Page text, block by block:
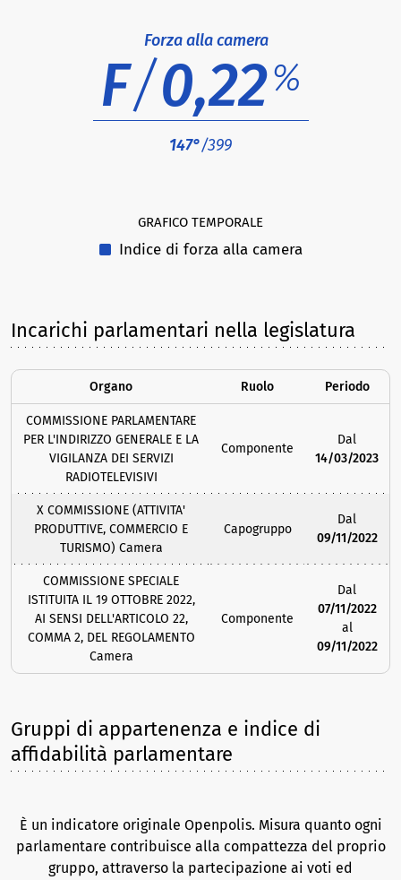
Forza alla camera
F/0,22%
147°/399
GRAFICO TEMPORALE
Indice di forza alla camera
Incarichi parlamentari nella legislatura
Organo Ruolo Periodo
COMMISSIONE PARLAMENTARE
PER L'INDIRIZZO GENERALE E LA
VIGILANZA DEI SERVIZI
RADIOTELEVISIVI
Componente
Dal
14/03/2023
X COMMISSIONE (ATTIVITA'
PRODUTTIVE, COMMERCIO E
TURISMO) Camera
Capogruppo
Dal
09/11/2022
COMMISSIONE SPECIALE
ISTITUITA IL 19 OTTOBRE 2022,
AI SENSI DELL'ARTICOLO 22,
COMMA 2, DEL REGOLAMENTO
Camera
Componente
Dal
07/11/2022
al
09/11/2022
Gruppi di appartenenza e indice di
affidabilità parlamentare
È un indicatore originale Openpolis. Misura quanto ogni
parlamentare contribuisce alla compattezza del proprio
gruppo, attraverso la partecipazione ai voti ed